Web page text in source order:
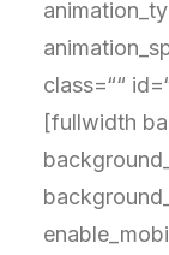
class=““
[fullwidth